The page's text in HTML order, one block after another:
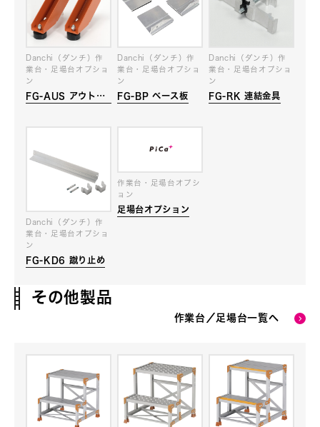
FG-AUS アウトリ
Danchi（ダンチ）作
業台・足場台オプショ
ン
FG-BP ベース板
Danchi（ダンチ）作
業台・足場台オプショ
ン
FG-RK 連結金具
Danchi（ダンチ）作
業台・足場台オプショ
ン
FG-KD6 蹴り止め
Danchi（ダンチ）作
業台・足場台オプショ
ン
足場台オプション
作業台・足場台オプシ
ョン
その他製品
作業台／足場台一覧へ